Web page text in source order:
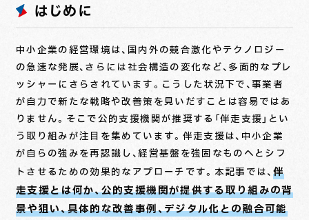
はじめに
中小企業の経営環境は、国内外の競合激化やテクノロジー
の急速な発展、さらには社会構造の変化など、多面的なプレ
ッシャーにさらされています。こうした状況下で、事業者
が自力で新たな戦略や改善策を見いだすことは容易ではあ
りません。そこで公的支援機関が推奨する「伴走支援」とい
う取り組みが注目を集めています。伴走支援は、中小企業
が自らの強みを再認識し、経営基盤を強固なものへとシフ
トさせるための効果的なアプローチです。本記事では、 伴
走支援とは何か、公的支援機関が提供する取り組みの背
景や狙い、具体的な改善事例、デジタル化との融合可能